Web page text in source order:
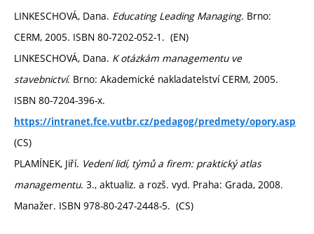
LINKESCHOVÁ, Dana. Educating Leading Managing. Brno:
CERM, 2005. ISBN 80-7202-052-1. (EN)
LINKESCHOVÁ, Dana. K otázkám managementu ve
stavebnictví. Brno: Akademické nakladatelství CERM, 2005.
ISBN 80-7204-396-x.
https://intranet.fce.vutbr.cz/pedagog/predmety/opory.asp
(CS)
PLAMÍNEK, Jiří. Vedení lidí, týmů a firem: praktický atlas
managementu. 3., aktualiz. a rozš. vyd. Praha: Grada, 2008.
Manažer. ISBN 978-80-247-2448-5. (CS)